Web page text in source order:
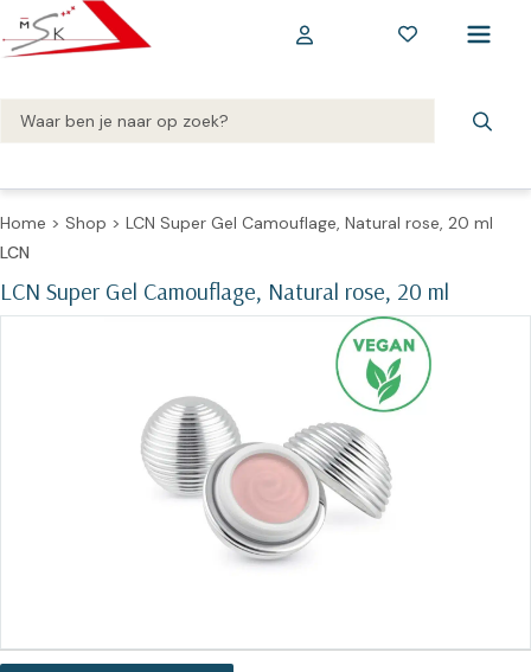
Home > Shop > LCN Super Gel Camouflage, Natural rose, 20 ml
LCN Super Gel Camouflage, Natural rose, 20 ml
LCN